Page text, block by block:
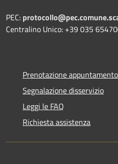
PEC:
Centralino Unico: +39 035
Prenotazione appuntamento
Segnalazione disservizio
Leggi le FAQ
Richiesta assistenza